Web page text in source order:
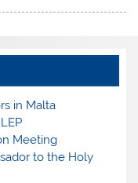
in Malta
Meeting
to the Holy